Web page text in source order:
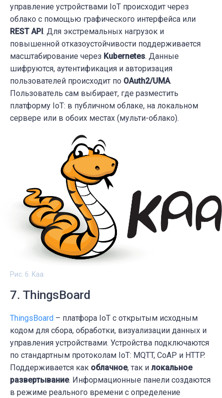
управление устройствами IoT происходит через
облако с помощью графического интерфейса или
REST API . Для экстремальных нагрузок и
повышенной отказоустойчивости поддерживается
масштабирование через Kubernetes. Данные
шифруются, аутентификация и авторизация
пользователей происходит по OAuth2/UMA.
Пользователь сам выбирает, где разместить
платформу IoT: в публичном облаке, на локальном
сервере или в обоих местах (мульти-облако).
Рис. 6. Kaa
7. ThingsBoard
ThingsBoard – платфора IoT с открытым исходным
кодом для сбора, обработки, визуализации данных и
управления устройствами. Устройства подключаются
по стандартным протоколам IoT: MQTT, CoAP и HTTP.
Поддерживается как облачное, так и локальное
развертывание. Информационные панели создаются
в режиме реального времени с определение